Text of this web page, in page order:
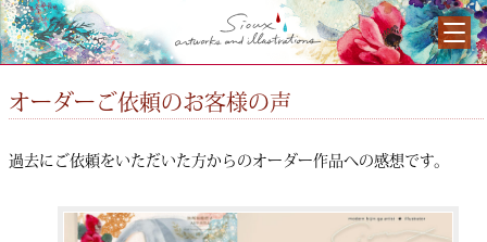
オーダーご依頼のお客様の声
過去にご依頼をいただいた方からのオーダー作品への感想です。